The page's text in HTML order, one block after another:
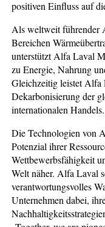
positiven Einfluss auf
Als weltweit führender
Bereichen
unterstützt Alfa Laval
zu Energie, Nahrung
Gleichzeitig leistet Alfa
Dekarbonisierung der
internationalen Handels.
Die Technologien von
Potenzial ihrer
Wettbewerbsfähigkeit
Welt näher. Alfa Laval
verantwortungsvolles
Unternehmen dabei,